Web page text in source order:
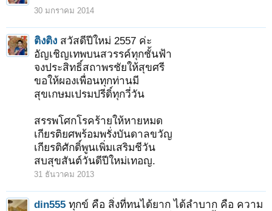
30 มกราคม 2014
ติงติง สวัสดีปีใหม่ 2557 ค่ะ
อัญเชิญเทพบนสวรรค์ทุกชั้นฟ้า
จงประสิทธิ์สถาพรชัยให้สุขศรี
ขอให้ผองเพื่อนทุกท่านมี
สุขเกษมเปรมปรีดิ์ทุกวี่วัน
สรรพโศกโรคร้ายให้หายหมด
เกียรติยศพร้อมพรั่งบันดาลขวัญ
เกียรติศักดิ์พูนเพิ่มเสริมชีวัน
สบสุขสันต์วันดีปีใหม่เทอญ.
31 ธันวาคม 2013
din555 ทุกข์ คือ สิ่งที่ทนได้ยาก ได้ลำบาก คือ ความ